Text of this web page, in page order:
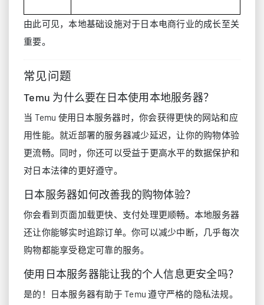
由此可见，本地基础设施对于日本电商行业的成长至关
重要。
常见问题
Temu 为什么要在日本使用本地服务器？
当 Temu 使用日本服务器时，你会获得更快的网站和应
用性能。就近部署的服务器减少延迟，让你的购物体验
更流畅。同时，你还可以受益于更高水平的数据保护和
对日本法律的更好遵守。
日本服务器如何改善我的购物体验？
你会看到页面加载更快、支付处理更顺畅。本地服务器
还让你能够实时追踪订单。你可以减少中断，几乎每次
购物都能享受稳定可靠的服务。
使用日本服务器能让我的个人信息更安全吗？
是的！日本服务器有助于 Temu 遵守严格的隐私法规。